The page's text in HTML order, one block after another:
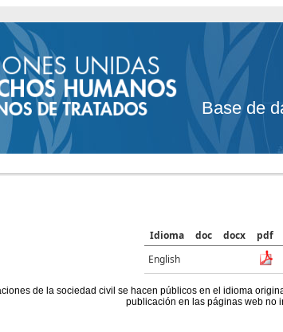
Base de
Idioma doc docx pdf
English
de la sociedad civil se hacen públicos en el idioma
publicación en las páginas web no